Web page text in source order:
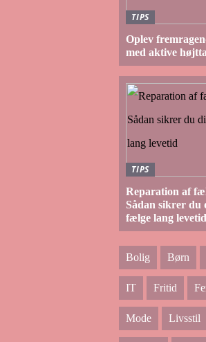
TIPS
Oplev
med aktive
TIPS
Reparation af
Sådan sikrer du
fælge lang levetid
Bolig Børn
IT Fritid
Mode Livsstil